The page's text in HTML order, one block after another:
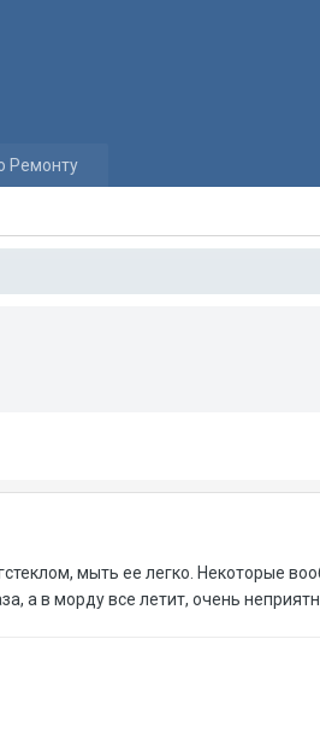
Ремонту
мыть ее легко. Некоторые
а в морду все летит, очень